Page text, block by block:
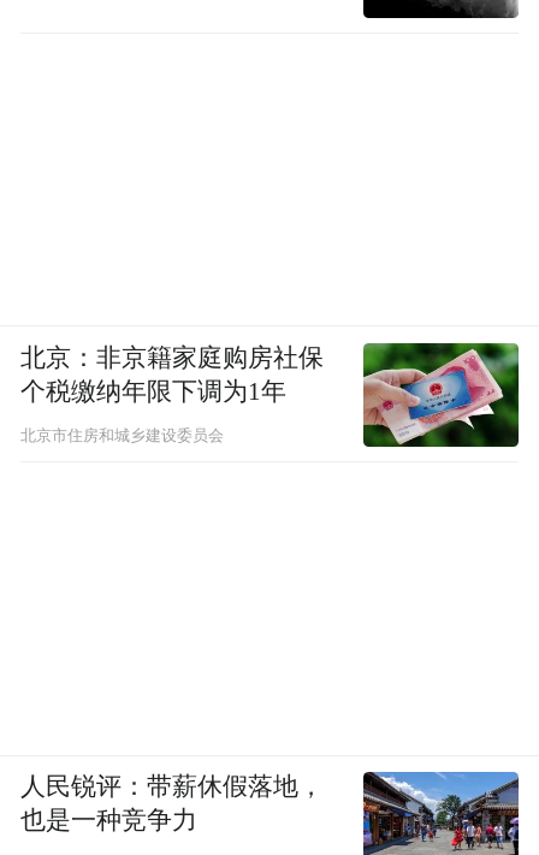
北京：非京籍家庭购房社保
个税缴纳年限下调为1年
北京市住房和城乡建设委员会
人民锐评：带薪休假落地，
也是一种竞争力